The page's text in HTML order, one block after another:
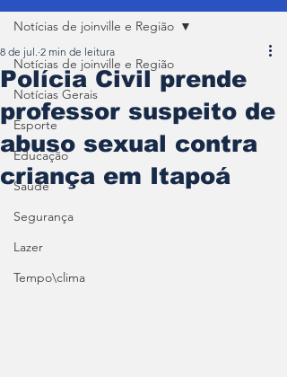
Notícias de joinville e Região
Notícias Gerais
Esporte
Educação
Saúde
Segurança
Lazer
Tempo\clima
Notícias de joinville e Região
Polícia Civil prende
professor suspeito de
abuso sexual contra
criança em Itapoá
8 de jul. 2 min de leitura